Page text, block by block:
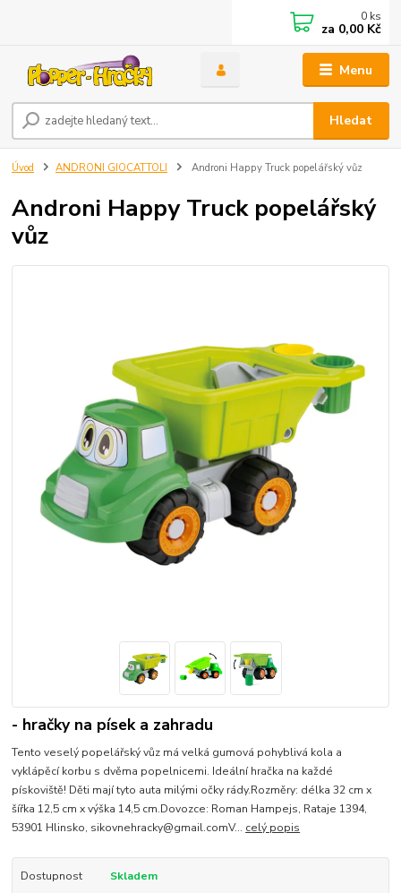
Menu
Hledat
0 ks
za 0,00 Kč
Úvod ANDRONI GIOCATTOLI Androni Happy Truck popelářský vůz
Androni Happy Truck popelářský
vůz
- hračky na písek a zahradu
Tento veselý popelářský vůz má velká gumová pohyblivá kola a
vyklápěcí korbu s dvěma popelnicemi. Ideální hračka na každé
pískoviště! Děti mají tyto auta milými očky rády.Rozměry: délka 32 cm x
šířka 12,5 cm x výška 14,5 cm.Dovozce: Roman Hampejs, Rataje 1394,
53901 Hlinsko, sikovnehracky@gmail.comV... celý popis
Dostupnost
Skladem